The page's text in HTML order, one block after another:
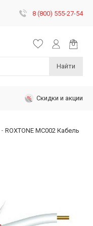
8 (800) 555-27-54
Найти
Скидки и акции
ROXTONE MC002 Кабель